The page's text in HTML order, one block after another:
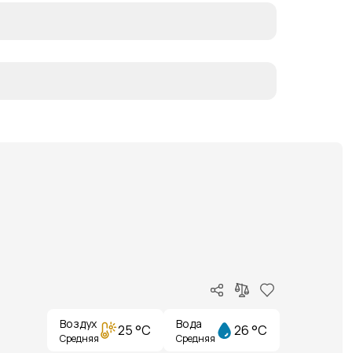
Воздух
Средняя 25 °C Вода
Средняя 26 °C